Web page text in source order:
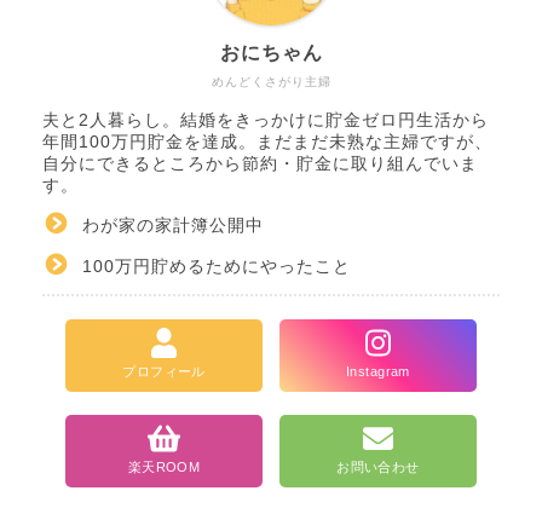
めんどくさがり主婦
おにちゃん
夫と2人暮らし。結婚をきっかけに貯金ゼロ円生活から
年間100万円貯金を達成。まだまだ未熟な主婦ですが、
自分にできるところから節約・貯金に取り組んでいま
す。
わが家の家計簿公開中
100万円貯めるためにやったこと
プロフィール Instagram
楽天ROOM お問い合わせ
ホーム
カテゴリ一覧